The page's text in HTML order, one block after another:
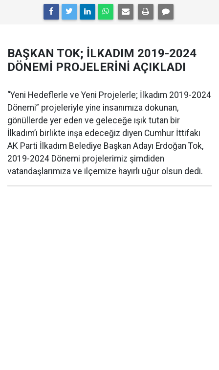
BAŞKAN TOK; İLKADIM 2019-2024
DÖNEMİ PROJELERİNİ AÇIKLADI
“Yeni Hedeflerle ve Yeni Projelerle; İlkadım 2019-2024
Dönemi” projeleriyle yine insanımıza dokunan,
gönüllerde yer eden ve geleceğe ışık tutan bir
İlkadım’ı birlikte inşa edeceğiz diyen Cumhur İttifakı
AK Parti İlkadım Belediye Başkan Adayı Erdoğan Tok,
2019-2024 Dönemi projelerimiz şimdiden
vatandaşlarımıza ve ilçemize hayırlı uğur olsun dedi.